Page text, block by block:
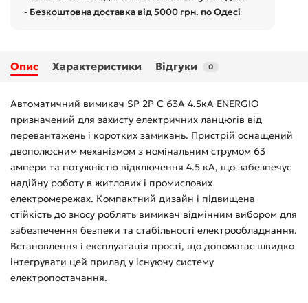
- Безкоштовна доставка від 5000 грн. по Одесі
Опис Характеристики Відгуки 0
Автоматичний вимикач SP 2P C 63А 4.5кА ENERGIO
призначений для захисту електричних ланцюгів від
перевантажень і коротких замикань. Пристрій оснащений
двополюсним механізмом з номінальним струмом 63
ампери та потужністю відключення 4.5 кА, що забезпечує
надійну роботу в житлових і промислових
електромережах. Компактний дизайн і підвищена
стійкість до зносу роблять вимикач відмінним вибором для
забезпечення безпеки та стабільності електрообладнання.
Встановлення і експлуатація прості, що допомагає швидко
інтегрувати цей прилад у існуючу систему
електропостачання.